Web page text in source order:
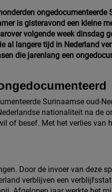
ongedocumenteerde
is gisteravond een kleine
volgende week dinsdag
al langere tijd in Nederland
die jarenlang een
Surinaamse oud-
nationaliteit na de
of besef. Met het verlies van
Door de invoer van deze
verblijven een